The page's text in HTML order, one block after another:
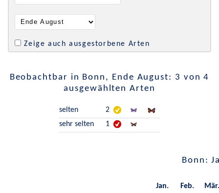
Zeige auch ausgestorbene Arten
Beobachtbar in Bonn, Ende August: 3 von 4
ausgewählten Arten
selten
2
sehr selten
1
Bonn:
Jan. Feb. Mär.